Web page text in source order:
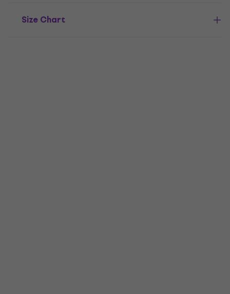
Size Chart